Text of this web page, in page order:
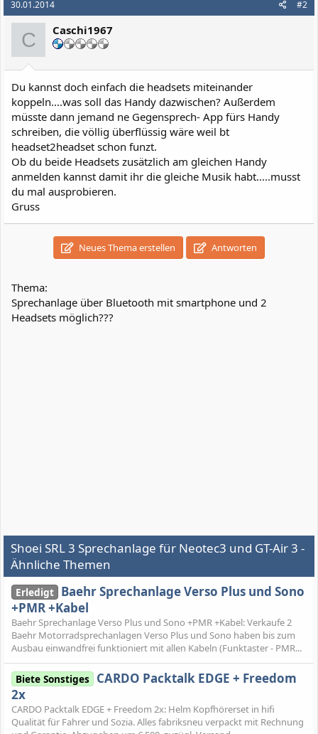
30.01.2014 #2
C Caschi1967
Du kannst doch einfach die headsets miteinander
koppeln....was soll das Handy dazwischen? Außerdem
müsste dann jemand ne Gegensprech- App fürs Handy
schreiben, die völlig überflüssig wäre weil bt
headset2headset schon funzt.
Ob du beide Headsets zusätzlich am gleichen Handy
anmelden kannst damit ihr die gleiche Musik habt.....musst
du mal ausprobieren.
Gruss
Neues Thema erstellen Antworten
Thema:
Sprechanlage über Bluetooth mit smartphone und 2
Headsets möglich???
Shoei SRL 3 Sprechanlage für Neotec3 und GT-Air 3 -
Ähnliche Themen
Erledigt Baehr Sprechanlage Verso Plus und Sono
+PMR +Kabel
Baehr Sprechanlage Verso Plus und Sono +PMR +Kabel: Verkaufe 2
Baehr Motorradsprechanlagen Verso Plus und Sono haben bis zum
Ausbau einwandfrei funktioniert mit allen Kabeln (Funktaster - PMR...
Biete Sonstiges CARDO Packtalk EDGE + Freedom
2x
CARDO Packtalk EDGE + Freedom 2x: Helm Kopfhörerset in hifi
Qualität für Fahrer und Sozia. Alles fabriksneu verpackt mit Rechnung